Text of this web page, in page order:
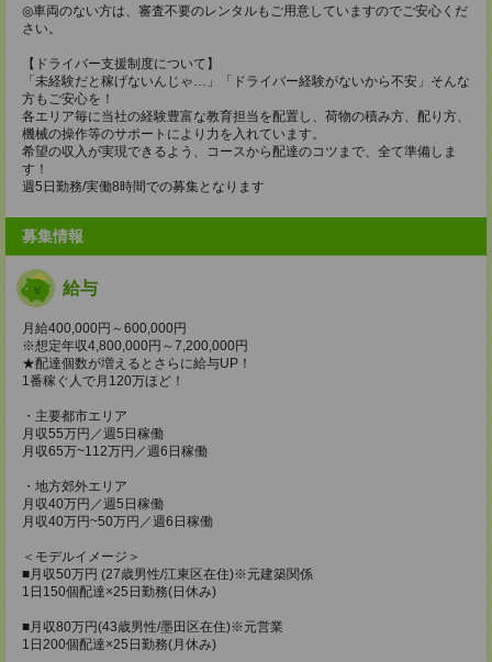
◎車両のない方は、審査不要のレンタルもご用意していますのでご安心くだ
さい。
【ドライバー支援制度について】
「未経験だと稼げないんじゃ…」「ドライバー経験がないから不安」そんな
方もご安心を！
各エリア毎に当社の経験豊富な教育担当を配置し、荷物の積み方、配り方、
機械の操作等のサポートにより力を入れています。
希望の収入が実現できるよう、コースから配達のコツまで、全て準備しま
す！
週5日勤務/実働8時間での募集となります
募集情報
給与
月給400,000円～600,000円
※想定年収4,800,000円～7,200,000円
★配達個数が増えるとさらに給与UP！
1番稼ぐ人で月120万ほど！
・主要都市エリア
月収55万円／週5日稼働
月収65万~112万円／週6日稼働
・地方郊外エリア
月収40万円／週5日稼働
月収40万円~50万円／週6日稼働
＜モデルイメージ＞
■月収50万円 (27歳男性/江東区在住)※元建築関係
1日150個配達×25日勤務(日休み)
■月収80万円(43歳男性/墨田区在住)※元営業
1日200個配達×25日勤務(月休み)